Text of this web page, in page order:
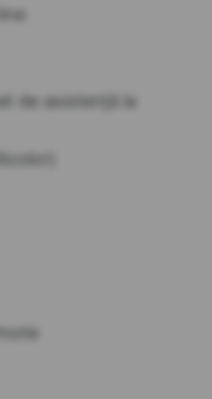
de asistență la